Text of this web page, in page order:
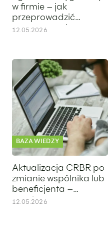
w firmie – jak
przeprowadzić
postępowanie
działania następcze
12.05.2026
Aktualizacja CRBR po
BAZA WIEDZY
Aktualizacja CRBR po
zmianie wspólnika lub
beneficjenta –
terminy,
12.05.2026